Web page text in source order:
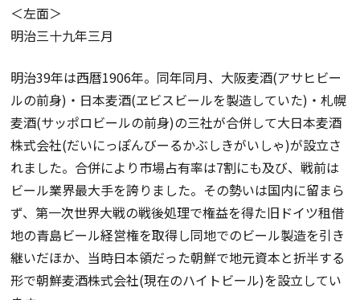
＜左面＞
明治三十九年三月
明治39年は西暦1906年。同年同月、大阪麦酒(アサヒビー
ルの前身)・日本麦酒(ヱビスビールを製造していた)・札幌
麦酒(サッポロビールの前身)の三社が合併して大日本麦酒
株式会社(だいにっぽんびーるかぶしきがいしゃ)が設立さ
れました。合併により市場占有率は7割にも及び、戦前は
ビール業界最大手を誇りました。その勢いは国内に留まら
ず、第一次世界大戦の戦後処理で権益を得た旧ドイツ租借
地の青島ビール経営権を取得し同地でのビール製造を引き
継いだほか、当時日本領だった朝鮮で地元資本と折半する
形で朝鮮麦酒株式会社(現在のハイトビール)を設立してい